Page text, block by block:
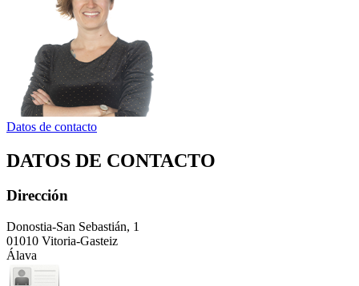
Datos de contacto
DATOS DE CONTACTO
Dirección
Donostia-San Sebastián, 1
01010 Vitoria-Gasteiz
Álava